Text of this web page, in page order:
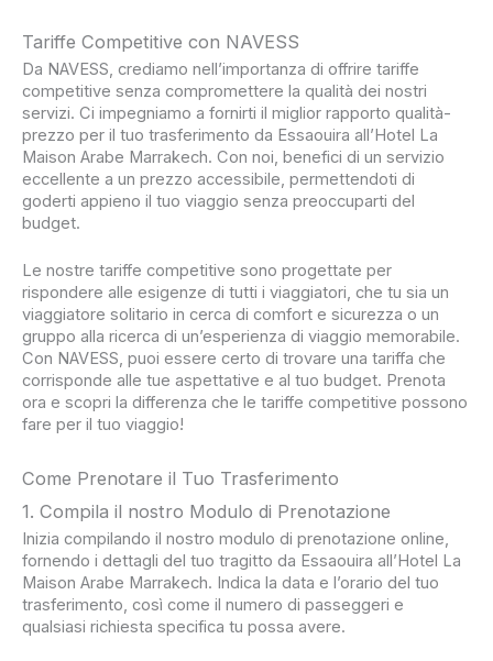
Tariffe Competitive con NAVESS
Da NAVESS, crediamo nell’importanza di offrire tariffe
competitive senza compromettere la qualità dei nostri
servizi. Ci impegniamo a fornirti il miglior rapporto qualità-
prezzo per il tuo trasferimento da Essaouira all’Hotel La
Maison Arabe Marrakech. Con noi, benefici di un servizio
eccellente a un prezzo accessibile, permettendoti di
goderti appieno il tuo viaggio senza preoccuparti del
budget.
Le nostre tariffe competitive sono progettate per
rispondere alle esigenze di tutti i viaggiatori, che tu sia un
viaggiatore solitario in cerca di comfort e sicurezza o un
gruppo alla ricerca di un’esperienza di viaggio memorabile.
Con NAVESS, puoi essere certo di trovare una tariffa che
corrisponde alle tue aspettative e al tuo budget. Prenota
ora e scopri la differenza che le tariffe competitive possono
fare per il tuo viaggio!
Come Prenotare il Tuo Trasferimento
1. Compila il nostro Modulo di Prenotazione
Inizia compilando il nostro modulo di prenotazione online,
fornendo i dettagli del tuo tragitto da Essaouira all’Hotel La
Maison Arabe Marrakech. Indica la data e l’orario del tuo
trasferimento, così come il numero di passeggeri e
qualsiasi richiesta specifica tu possa avere.